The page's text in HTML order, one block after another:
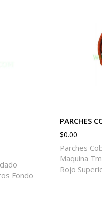
Fondo
PARCHES
$0.00
Parches
Maquina
Rojo